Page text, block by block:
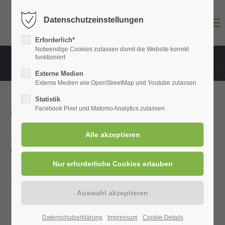
Login
Benutzername
Passwort
Register|Lost your password?
Support
Die nächsten 3 Monate
SAVE THE DATE
Datenschutzeinstellungen
Erforderlich*
Notwendige Cookies zulassen damit die Website korrekt
funktioniert
Externe Medien
Externe Medien wie OpenStreetMap und Youtube zulassen
Statistik
Facebook Pixel und Matomo Analytics zulassen
Datenschutzerklärung Impressum Cookie-Details